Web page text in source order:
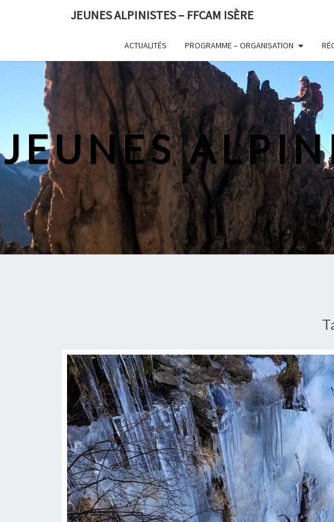
JEUNES ALPINISTES – FFCAM ISÈRE
ACTUALITÉS PROGRAMME – ORGANISATION
JEUNES